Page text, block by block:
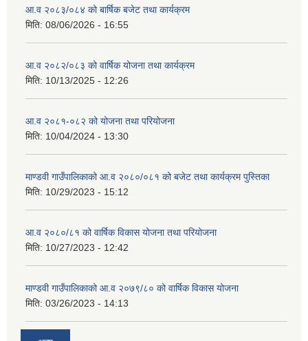
आ.व २०८३/०८४ को बार्षिक बजेट तथा कार्यक्रम
मिति: 08/06/2026 - 16:55
आ.व २०८२/०८३ को वार्षिक योजना तथा कार्यक्रम
मिति: 10/13/2025 - 12:26
आ.व २०८१-०८२ को योजना तथा परियोजना
मिति: 10/04/2024 - 13:30
माण्डवी गाउँपालिकाको आ.व २०८०/०८१ को बजेट तथा कार्यक्रम पुस्तिका
मिति: 10/29/2023 - 15:12
आ.व २०८०/८१ को वार्षिक विकास योजना तथा परियोजना
मिति: 10/27/2023 - 12:42
माण्डवी गाउँपालिकाको आ.व २०७९/८० को वार्षिक विकास योजना
मिति: 03/26/2023 - 14:13